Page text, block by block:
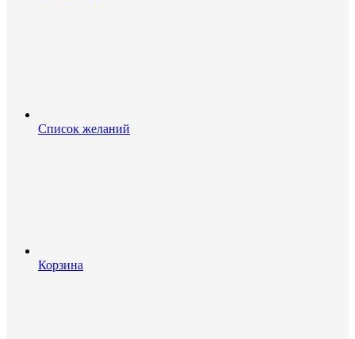
Список желаний
Корзина